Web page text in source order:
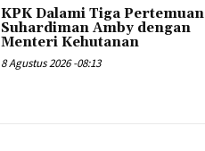
KPK Dalami Tiga Pertemuan
Suhardiman Amby dengan
Menteri Kehutanan
8 Agustus 2026 -08:13